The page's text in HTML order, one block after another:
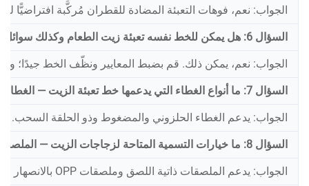
الجواب: نعم، فوهات التعبئة المضادة للقطران مُركَّبة
السؤال 6: هل يمكن للخط نفسه تعبئة زيت الطعام وكذلك سوائل لزجة أخرى مثل العسل أو الصلصات؟
الجواب: نعم، يمكن ذلك. قم بضبط المعايير ونظّف الخط جيدًا؛
السؤال 7: ما أنواع الغطاء التي يدعمها خط تعبئة الزيت — الغطاء الحلزوني، أو الغطاء المضغوط، أو الغطاء ذو الحلقة السحب؟
الجواب: يدعم الغطاء الحلزوني والمضغوط وذو الحلقة السحب.
السؤال 8: ما خيارات التسمية المتاحة لزجاجات الزيت — الملصقات ذاتية اللصق، أو ملصقات OPP بالانصهار الساخن، أو الملصقات الأنبوبية؟
الجواب: يدعم الملصقات ذاتية اللصق وملصقات OPP بالانصهار الساخن والملصقات الأنبوبية.